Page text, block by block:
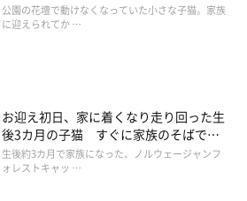
と“姉妹”のような関係に
公園の花壇で動けなくなっていた小さな子猫。家族
に迎えられてか …
お迎え初日、家に着くなり走り回った生
後3カ月の子猫 すぐに家族のそばで落
ち着く姿に「迎えてよかった」
生後約3カ月で家族になった、ノルウェージャンフ
ォレストキャッ …